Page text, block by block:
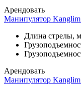
Арендовать
Манипулятор
Длина стрелы, м
Арендовать
Манипулятор